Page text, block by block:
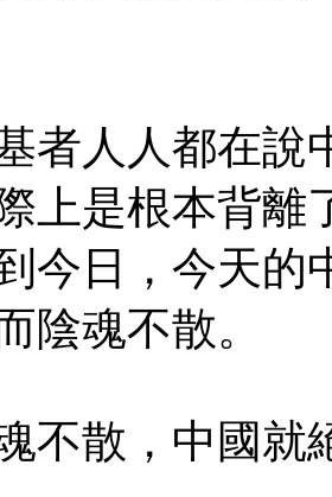
者人人都在說
上是根本背離
今日，今天的
陰魂不散。
不散，中國就